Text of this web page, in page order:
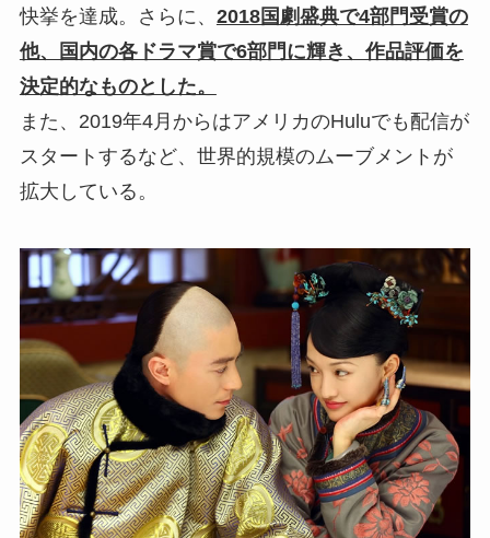
快挙を達成。さらに、 2018国劇盛典で4部門受賞の
他、国内の各ドラマ賞で6部門に輝き、作品評価を
決定的なものとした。
また、2019年4月からはアメリカのHuluでも配信が
スタートするなど、世界的規模のムーブメントが
拡大している。